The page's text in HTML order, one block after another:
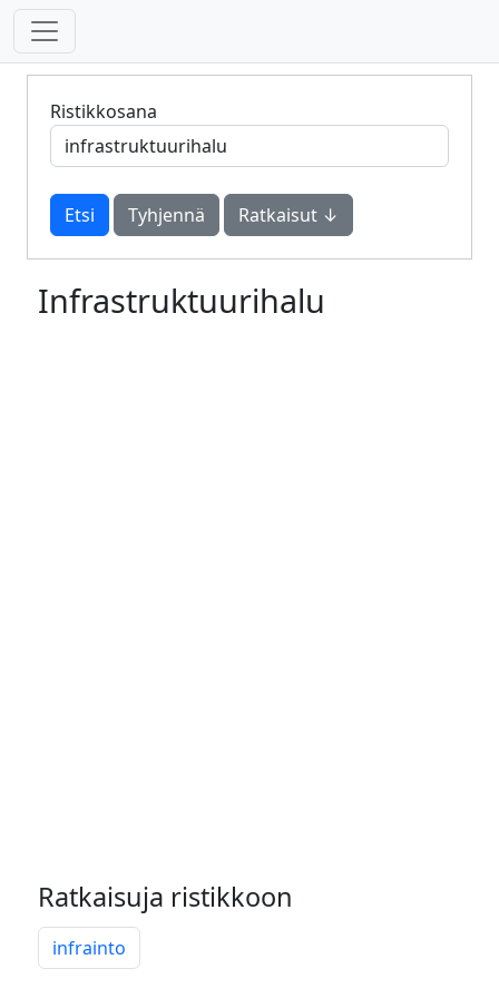
Ristikkosana
Tyhjennä Ratkaisut ↓
Infrastruktuurihalu
Ratkaisuja ristikkoon
infrainto